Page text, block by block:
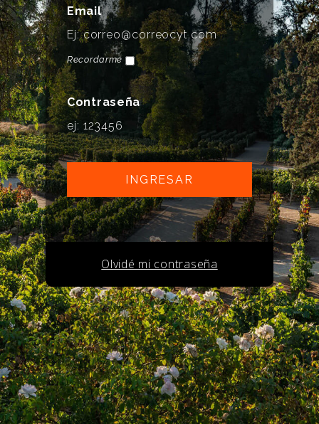
Email
Recordarme
Contraseña
Olvidé mi contraseña